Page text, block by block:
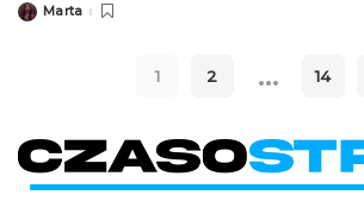
Posted
Marta
1 2 … 14